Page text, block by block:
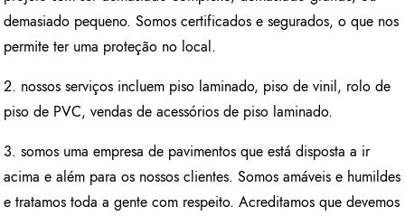
demasiado pequeno. Somos certificados e segurados, o que nos
permite ter uma proteção no local.
2. nossos serviços incluem piso laminado, piso de vinil, rolo de
piso de PVC, vendas de acessórios de piso laminado.
3. somos uma empresa de pavimentos que está disposta a ir
acima e além para os nossos clientes. Somos amáveis e humildes
e tratamos toda a gente com respeito. Acreditamos que devemos